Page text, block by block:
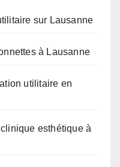
sur Lausanne
à Lausanne
utilitaire en
esthétique à